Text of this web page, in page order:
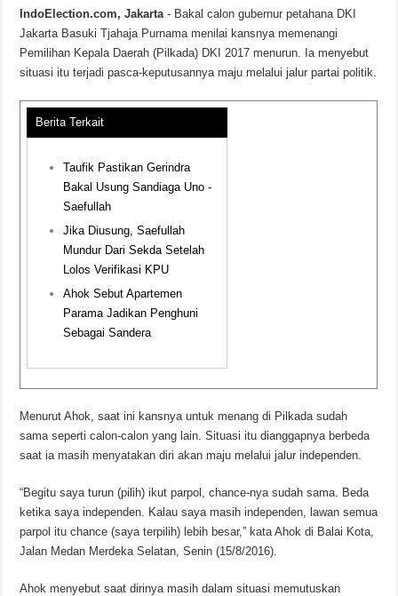
IndoElection.com, Jakarta- Bakal calon gubernur petahana DKI
Jakarta Basuki Tjahaja Purnama menilai kansnya memenangi
Pemilihan Kepala Daerah (Pilkada) DKI 2017 menurun. Ia menyebut
situasi itu terjadi pasca-keputusannya maju melalui jalur partai politik.
Berita Terkait
Taufik Pastikan Gerindra
Bakal Usung Sandiaga Uno -
Saefullah
Jika Diusung, Saefullah
Mundur Dari Sekda Setelah
Lolos Verifikasi KPU
Ahok Sebut Apartemen
Parama Jadikan Penghuni
Sebagai Sandera
Menurut Ahok, saat ini kansnya untuk menang di Pilkada sudah
sama seperti calon-calon yang lain. Situasi itu dianggapnya berbeda
saat ia masih menyatakan diri akan maju melalui jalur independen.
“Begitu saya turun (pilih) ikut parpol, chance-nya sudah sama. Beda
ketika saya independen. Kalau saya masih independen, lawan semua
parpol itu chance (saya terpilih) lebih besar,” kata Ahok di Balai Kota,
Jalan Medan Merdeka Selatan, Senin (15/8/2016).
Ahok menyebut saat dirinya masih dalam situasi memutuskan